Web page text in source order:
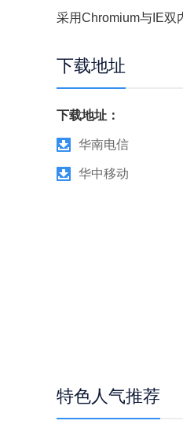
采用Chromium与IE双
下载地址
下载地址：
华南电信
华中移动
特色人气推荐